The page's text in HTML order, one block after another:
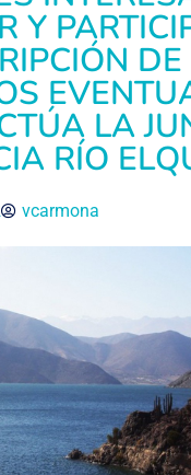
Y
DE
LA
RÍO
vcarmona